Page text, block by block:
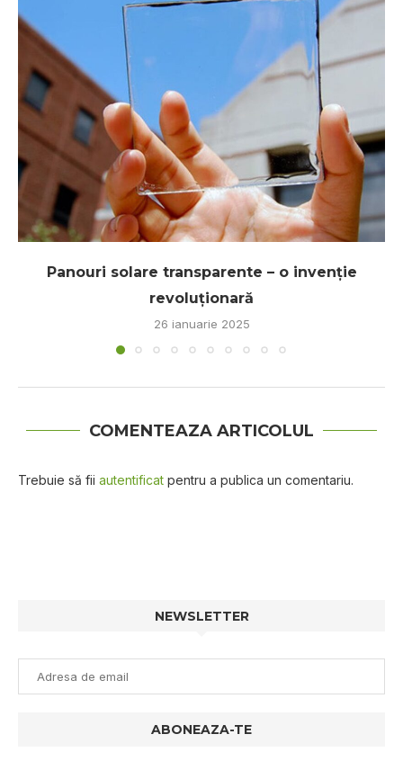
Panouri solare transparente – o invenție
revoluționară
26 ianuarie 2025
COMENTEAZA ARTICOLUL
Trebuie să fii autentificat pentru a publica un comentariu.
NEWSLETTER